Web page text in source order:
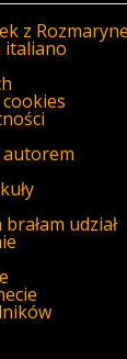
z
italiano
udział